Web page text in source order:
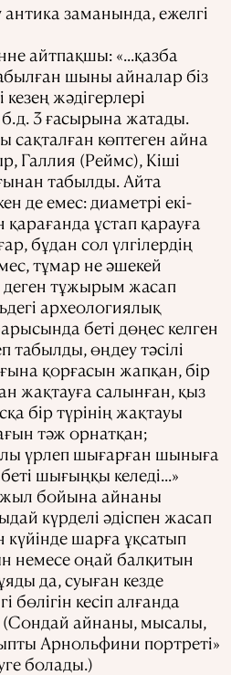
заманында, ежелгі
айтпақшы: «...қазба
шыны айналар біз
жәдігерлері
3 ғасырына жатады.
сақталған көптеген айна
Галлия (Реймс), Кіші
табылды. Айта
де емес: диаметрі екі-
қарағанда ұстап қарауға
бұдан сол үлгілердің
тұмар не әшекей
деген тұжырым жасап
археологиялық
беті дөңес келген
табылды, өңдеу тәсілі
қорғасын жапқан, бір
жақтауға салынған, қыз
бір түрінің жақтауы
тәж орнатқан;
үрлеп шығарған шыныға
шығыңқы келеді...»
жыл бойына айнаны
күрделі әдіспен жасап
шарға ұқсатып
немесе оңай балқитын
да, суыған кезде
бөлігін кесіп алғанда
айнаны, мысалы,
Арнольфини портреті»
болады.)